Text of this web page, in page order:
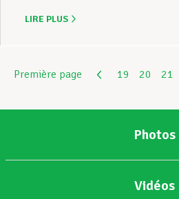
LIRE PLUS
Première page 19 20 21
Photos
Vidéos